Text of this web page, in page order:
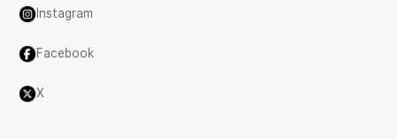
Instagram
Facebook
X